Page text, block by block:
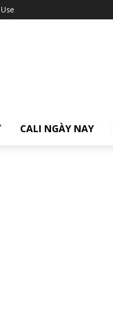
CALI NGÀY NAY